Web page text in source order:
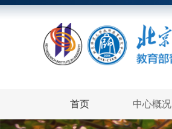
首页 中心概况